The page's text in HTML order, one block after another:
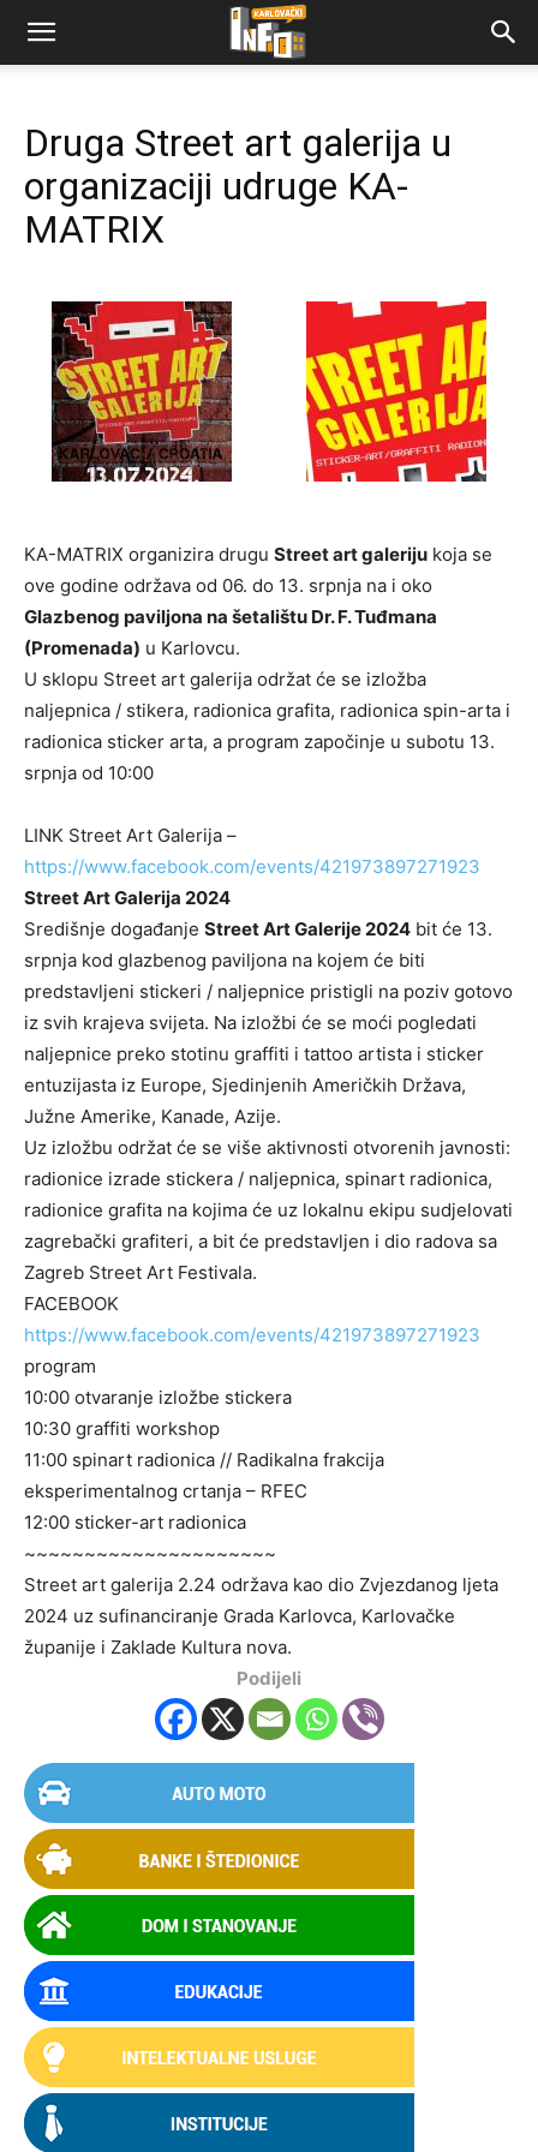
Druga Street art galerija u
organizaciji udruge KA-
MATRIX
KA-MATRIX organizira drugu Street art galeriju koja se
ove godine održava od 06. do 13. srpnja na i oko
Glazbenog paviljona na šetalištu Dr. F. Tuđmana
(Promenada) u Karlovcu.
U sklopu Street art galerija održat će se izložba
naljepnica / stikera, radionica grafita, radionica spin-arta i
radionica sticker arta, a program započinje u subotu 13.
srpnja od 10:00
LINK Street Art Galerija –
https://www.facebook.com/events/421973897271923
Street Art Galerija 2024
Središnje događanje Street Art Galerije 2024 bit će 13.
srpnja kod glazbenog paviljona na kojem će biti
predstavljeni stickeri / naljepnice pristigli na poziv gotovo
iz svih krajeva svijeta. Na izložbi će se moći pogledati
naljepnice preko stotinu graffiti i tattoo artista i sticker
entuzijasta iz Europe, Sjedinjenih Američkih Država,
Južne Amerike, Kanade, Azije.
Uz izložbu održat će se više aktivnosti otvorenih javnosti:
radionice izrade stickera / naljepnica, spinart radionica,
radionice grafita na kojima će uz lokalnu ekipu sudjelovati
zagrebački grafiteri, a bit će predstavljen i dio radova sa
Zagreb Street Art Festivala.
FACEBOOK
https://www.facebook.com/events/421973897271923
program
10:00 otvaranje izložbe stickera
10:30 graffiti workshop
11:00 spinart radionica // Radikalna frakcija
eksperimentalnog crtanja – RFEC
12:00 sticker-art radionica
~~~~~~~~~~~~~~~~~~~~~
Street art galerija 2.24 održava kao dio Zvjezdanog ljeta
2024 uz sufinanciranje Grada Karlovca, Karlovačke
županije i Zaklade Kultura nova.
Podijeli